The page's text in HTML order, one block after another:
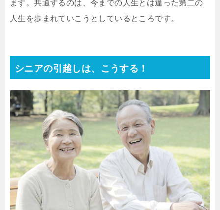
ます。共通するのは、今までの人生とは違った第二の
人生を歩まれていこうとしているところです。
シニアの引越しは、こうする！